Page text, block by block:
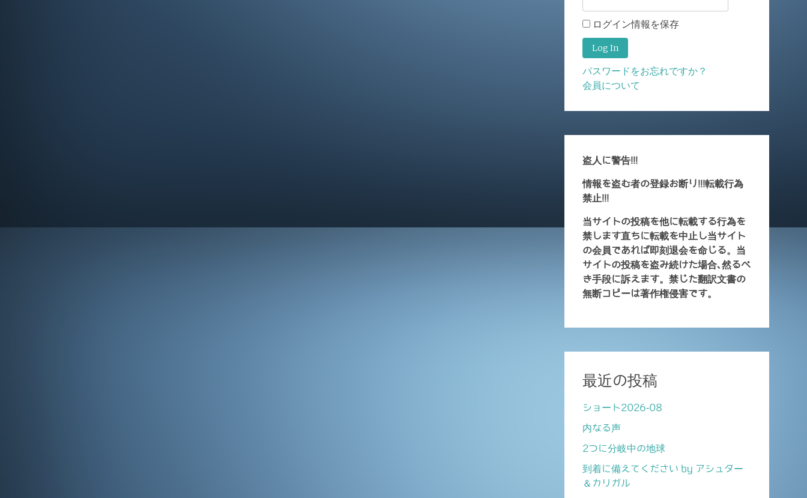
ログイン情報を保存
パスワードをお忘れですか？
会員について
盗人に警告!!!
情報を盗む者の登録お断り!!!転載行為
禁止!!!
当サイトの投稿を他に転載する行為を
禁します直ちに転載を中止し当サイト
の会員であれば即刻退会を命じる。当
サイトの投稿を盗み続けた場合､然るべ
き手段に訴えます。禁じた翻訳文書の
無断コピーは著作権侵害です。
最近の投稿
ショート2026-08
内なる声
2つに分岐中の地球
到着に備えてください by アシュター
＆カリガル